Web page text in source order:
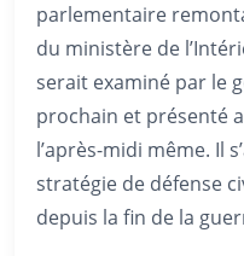
parlementaire
du ministère de
serait examiné par le
prochain et présenté
l’après-midi même. Il
stratégie de défense
depuis la fin de la